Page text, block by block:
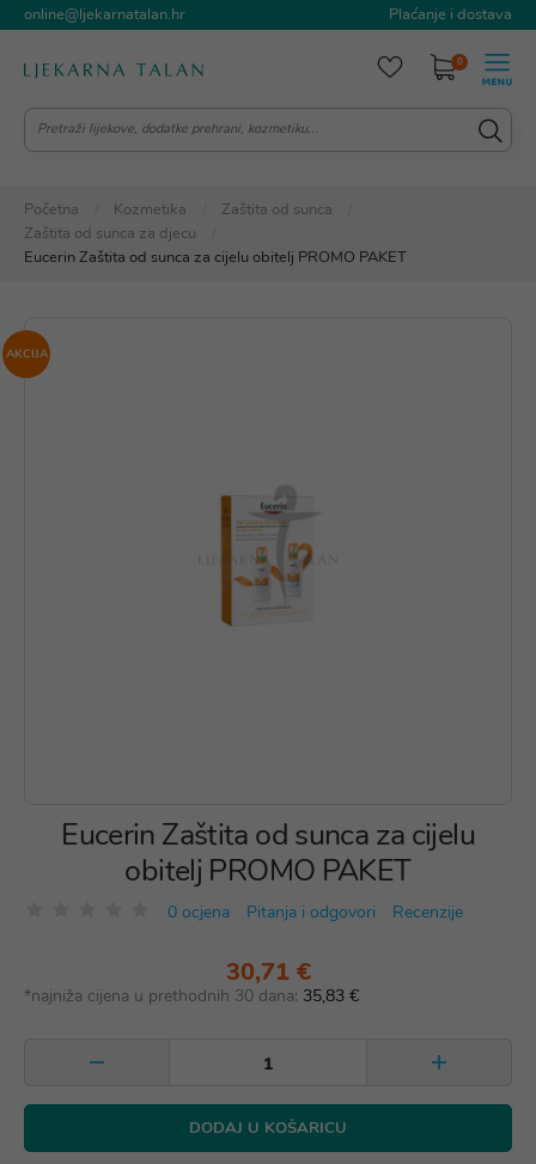
online@ljekarnatalan.hr Plaćanje i dostava
0
Početna Kozmetika
Zaštita od sunca
Zaštita od sunca za djecu
Eucerin Zaštita od sunca za cijelu obitelj PROMO PAKET
AKCIJA
Eucerin Zaštita od sunca za cijelu
obitelj PROMO PAKET
0 ocjena Pitanja i odgovori Recenzije
30,71 €
*najniža cijena u prethodnih 30 dana: 35,83 €
DODAJ U KOŠARICU